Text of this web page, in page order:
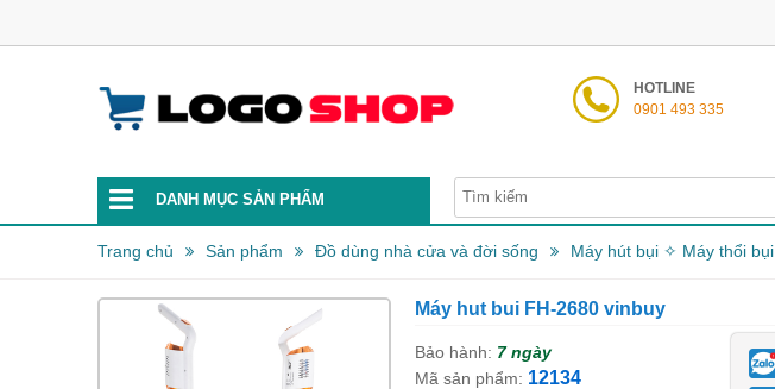
HOTLINE
0901 493 335
DANH MỤC SẢN PHẨM
Trang chủ Sản phẩm Đồ dùng nhà cửa và đời sống Máy hút bụi ✧ Máy thổi bụi
Máy hut bui FH-2680 vinbuy
Bảo hành: 7 ngày
Mã sản phẩm: 12134